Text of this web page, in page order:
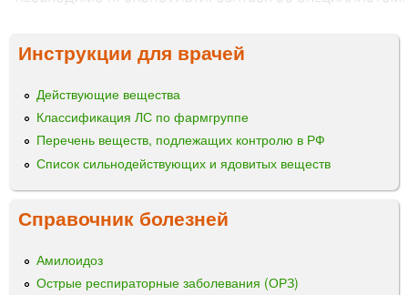
Инструкции для врачей
Действующие вещества
Классификация ЛС по фармгруппе
Перечень веществ, подлежащих контролю в РФ
Список сильнодействующих и ядовитых веществ
Справочник болезней
Амилоидоз
Острые респираторные заболевания (ОРЗ)